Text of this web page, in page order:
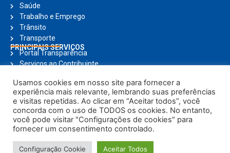
Saúde
Trabalho e Emprego
Trânsito
Transporte
PRINCIPAIS SERVIÇOS
Portal Transparência
Serviços ao Contribuinte
Ouvidoria
Holerite Online
Compras Online
Notícias
© Copyright 2025, Todos os direitos reservados | Prefeitura Municipal de
Usamos cookies em nosso site para fornecer a
experiência mais relevante, lembrando suas preferências
e visitas repetidas. Ao clicar em “Aceitar todos”, você
concorda com o uso de TODOS os cookies. No entanto,
você pode visitar "Configurações de cookies" para
fornecer um consentimento controlado.
Configuração Cookie Aceitar Todos